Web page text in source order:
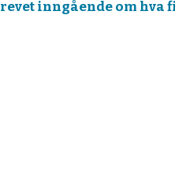
inngående om hva